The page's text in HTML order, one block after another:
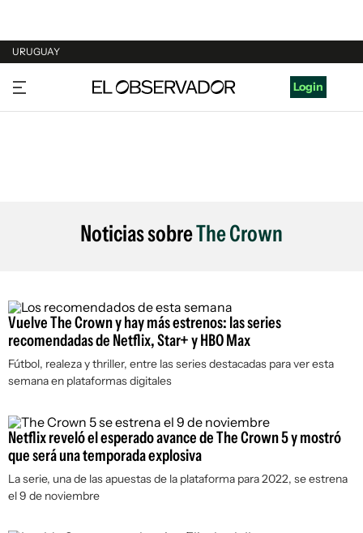
URUGUAY
URUGUAY
ARGENTINA
Login
Noticias sobreThe Crown
Vuelve The Crown y hay más estrenos: las series
recomendadas de Netflix, Star+ y HBO Max
Fútbol, realeza y thriller, entre las series destacadas para ver esta
semana en plataformas digitales
Netflix reveló el esperado avance de The Crown 5 y mostró
que será una temporada explosiva
La serie, una de las apuestas de la plataforma para 2022, se estrena
el 9 de noviembre